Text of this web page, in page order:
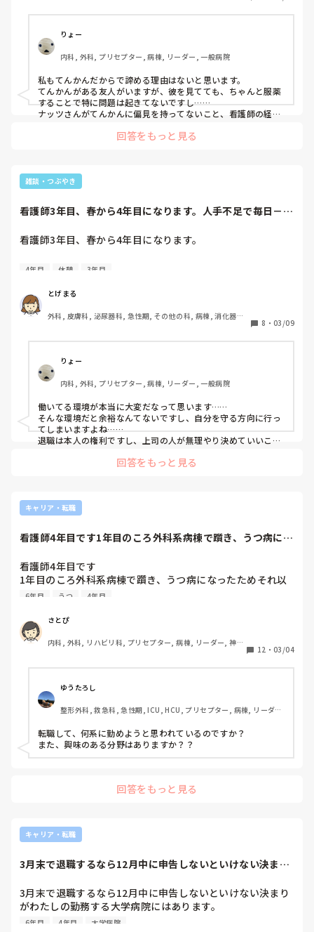
だ。未来がわかってるのに長々と付き合うのは彼に失礼だか
ら自分から「病気の人とはごめんなさい」と断ることは失礼
でもなんでもない。
他にも罵詈雑言ありましたが、上記が両親の意見です。（母
親は看護師ですが、差別的な発言をします。）
てんかんだから…で諦める理由がわからないし、今は水面下
で会うくらいしかできてないですが、諦めたくありません。
りょー
内科, 外科, プリセプター, 病棟, リーダー, 一般病院
私もてんかんだからで諦める理由はないと思います。
てんかんがある友人がいますが、彼を見てても、ちゃんと服薬
することで特に問題は起きてないですし……
ナッツさんがてんかんに偏見を持ってないこと、看護師の経験
幸せなんじゃないかなって感じました！😊
回答をもっと見る
雑談・つぶやき
看護師3年目、春から4年目になります。人手不足で毎日－１
看護師3年目、春から4年目になります。
人手不足で毎日－１で、平日は休憩もほぼなく
残業月30時間以上
お金はあるけどなぜこんなに辛いのだろう
友達もいます
患者さんのためにと思っていた過去は遠く
今は自分を守るために必死です
もともと6月に退職予定でしたが早く辞めたくて
上司に伝えましたが
今は人がいないから無理！
と一蹴されました。
4年目 休憩 3年目
とげまる
外科, 皮膚科, 泌尿器科, 急性期, その他の科, 病棟, 消化器外
8 ・ 03/09
りょー
内科, 外科, プリセプター, 病棟, リーダー, 一般病院
働いてる環境が本当に大変だなって思います……
そんな環境だと余裕なんてないですし、自分を守る方向に行っ
てしまいますよね……
退職は本人の権利ですし、上司の人が無理やり決めていいこと
て伝えて進めていくべきだと思います。
回答をもっと見る
キャリア・転職
看護師4年目です1年目のころ外科系病棟で躓き、うつ病にな
看護師4年目です
1年目のころ外科系病棟で躓き、うつ病になったためそれ以
降リハビリ病棟で働いてます。一度2年目の終わりに転職し
最近このままでは急性期経験がなく使えないようなってしま
うのではないかととても不安です。
転職しようにも来年プリセプターをやるため再来年の6年目
となります。6年目の急性期経験ない看護師は受け入れてく
れるのでしょうか。この漠然とした不安に最近悩まされてい
ます。一応リハ科の業務は問題なく行えています。おんなじ
ような経験した方いらっしゃいますでしょうか。
すみません追記です
うつ病はもう治療終わっており内服も何も飲んでなく病院に
もかかってないです
6年目 うつ 4年目
さとぴ
内科, 外科, リハビリ科, プリセプター, 病棟, リーダー, 神経
12 ・ 03/04
ゆうたろし
整形外科, 救急科, 急性期, ICU, HCU, プリセプター, 病棟, リーダ
転職して、何系に勤めようと思われているのですか？
また、興味のある分野はありますか？？
回答をもっと見る
キャリア・転職
3月末で退職するなら12月中に申告しないといけない決まり
3月末で退職するなら12月中に申告しないといけない決まり
がわたしの勤務する大学病院にはあります。
悩んだ結果いろんな理由があり、12月には言い出せず、来週
6年目 4年目 大学病院